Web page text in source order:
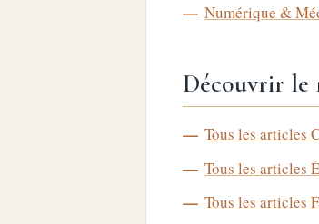
Numérique &
Découvrir le
Tous les articles
Tous les articles
Tous les articles